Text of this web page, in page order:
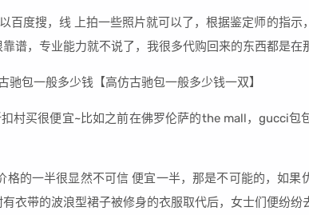
百度搜，线 上拍一些照片就可以了，根据鉴定师的指示
谱，专业能力就不说了，我很多代购回来的东西都是在
村买很便宜~比如之前在佛罗伦萨的the mall，gucci包
的一半很显然不可信 便宜一半，那是不可能的，如果
衣带的波浪型裙子被修身的衣服取代后，女士们便纷纷